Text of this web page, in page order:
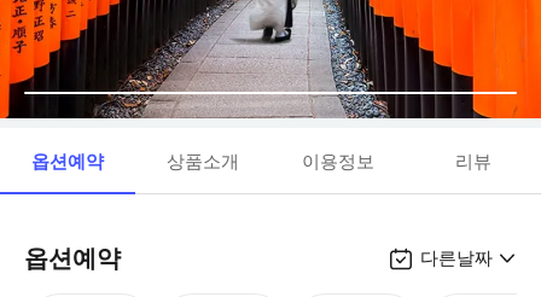
옵션예약 상품소개 이용정보 리뷰
옵션예약 다른날짜